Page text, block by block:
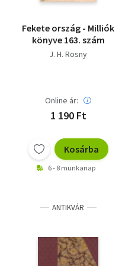
Fekete ország - Milliók
könyve 163. szám
J. H. Rosny
Online ár:
1 190 Ft
Kosárba
6 - 8 munkanap
ANTIKVÁR